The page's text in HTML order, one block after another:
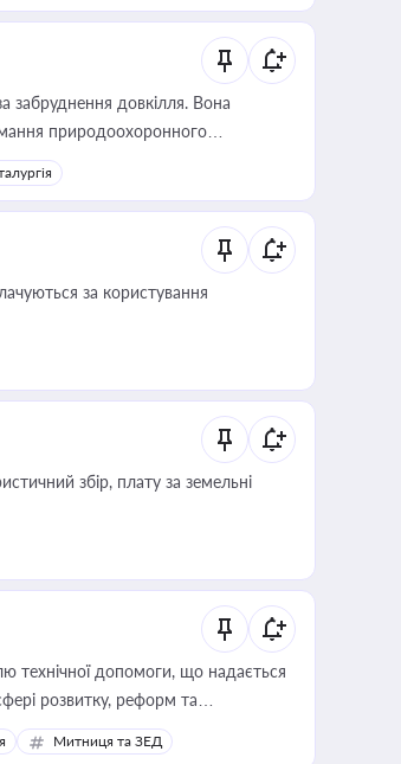
забруднення довкілля. Вона
природоохоронного
за користування
збір, плату за земельні
технічної допомоги, що надається
розвитку, реформ та
Митниця та ЗЕД